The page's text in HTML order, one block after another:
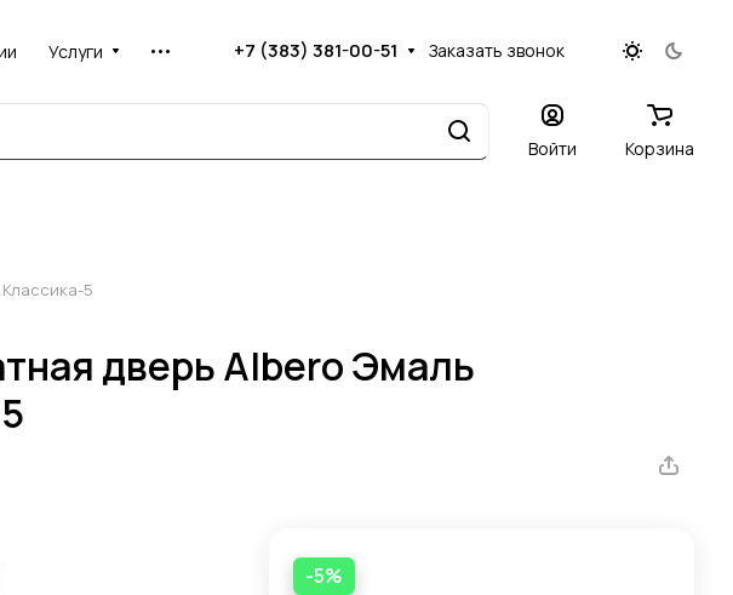
Услуги +7 (383) 381-00-51 Заказать звонок
Войти Корзина
5
дверь Albero Эмаль
-5%